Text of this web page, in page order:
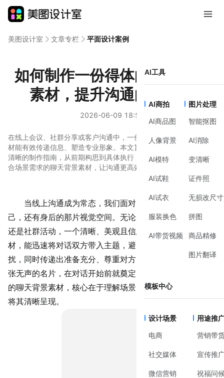
AI工具
AI商拍
AI商品图
人像背景
AI模特
AI试鞋
AI试衣
服装换色
AI带货视频
图片处理
智能抠图
AI消除
变清晰
证件照
无损改尺寸
拼图
商品精修
图片翻译
模板中心
设计场景
电商
社交媒体
微信营销
用途推
营销带
宣传推
祝福问
美图设计室 文章专栏 平面设计案例
如何制作一份得体的聊天背景
素材，提升沟通的专业感
2026-06-09 18:55
在线上会议、社群分享或客户沟通中，一份精心设计的聊天背景素
材能有效传递信息、塑造专业形象。本文旨在为设计新手提供一份
清晰的制作指南，从前期构思到具体执行，逐步讲解如何制作出符
合场景需求的聊天背景素材，让沟通更高效、视觉更统一。
当线上沟通成为常态，我们面对的不仅是摄像头前的自
己，还有身后的那片视觉空间。无论是工作汇报、产品介绍
还是社群活动，一个清晰、美观且信息明确的 聊天背景素
材，能迅速将对话双方带入主题，避免背景杂乱带来的干
扰，同时传递出准备充分、尊重对方的专业态度。它就像一
张无声的名片，在对话开始前就奠定了基调。制作一份合适
的聊天背景素材，核心在于理解场景需求，并通过视觉元素
将其清晰呈现。